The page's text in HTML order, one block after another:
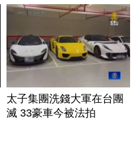
太子集團洗錢大軍在台團
滅 33豪車今被法拍